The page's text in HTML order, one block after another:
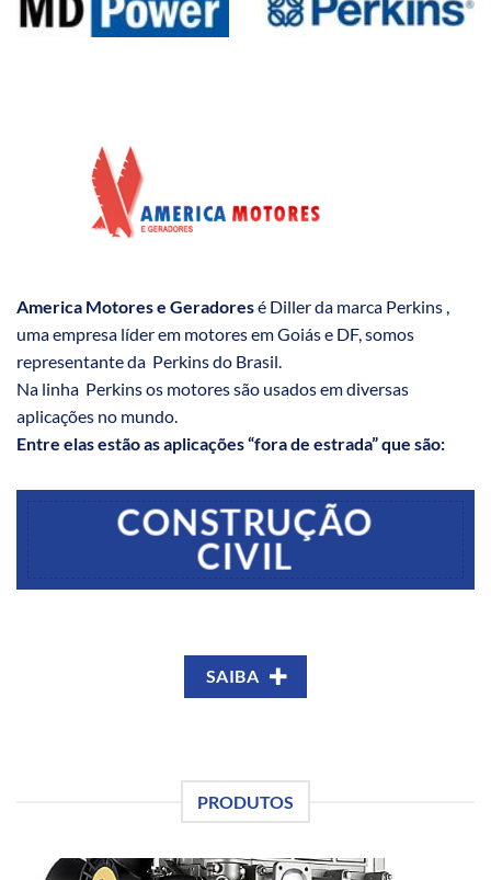
America Motores e Geradoresé Diller da marca Perkins ,
uma empresa líder em motores em Goiás e DF, somos
representante da Perkins do Brasil.
Na linha Perkins os motores são usados em diversas
aplicações no mundo.
Entre elas estão as aplicações “fora de estrada” que são:
CONSTRUÇÃO
CIVIL
SAIBA
PRODUTOS